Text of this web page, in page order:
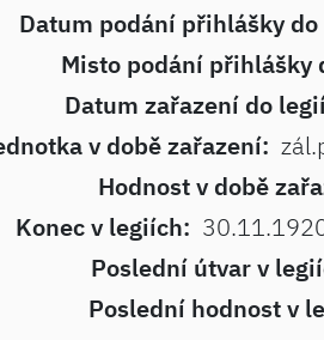
Datum podání přihlášky
Misto podání přihlášky
Datum zařazení do
v době zařazení:
Hodnost v době
Konec v legiích:
Poslední útvar v
Poslední hodnost v